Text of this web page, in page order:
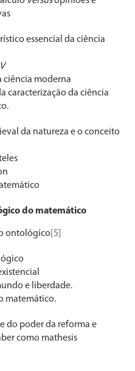
essencial da ciência
V
ciência moderna
caracterização da ciência
da natureza e o conceito
do matemático
ontológico [5]
e liberdade.
matemático.
do poder da reforma e
como mathesis